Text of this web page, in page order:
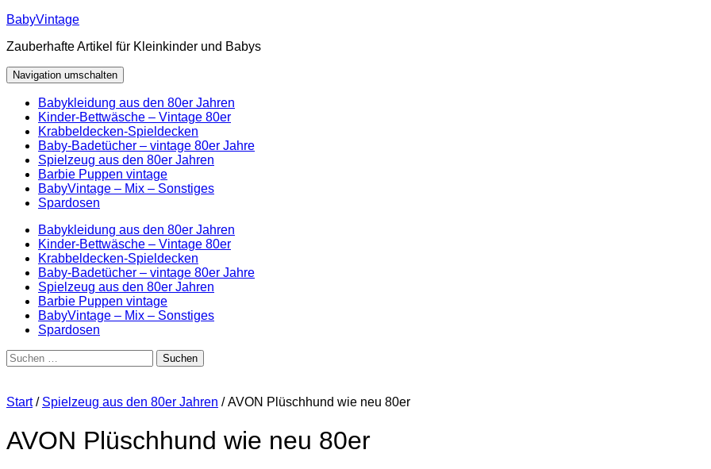
Zum
springen
BabyVintage
Zauberhafte Artikel für Kleinkinder und Babys
Navigation umschalten
Babykleidung aus den 80er Jahren
Kinder-Bettwäsche – Vintage 80er
Krabbeldecken-Spieldecken
Baby-Badetücher – vintage 80er Jahre
Spielzeug aus den 80er Jahren
Barbie Puppen vintage
BabyVintage – Mix – Sonstiges
Spardosen
Babykleidung aus den 80er Jahren
Kinder-Bettwäsche – Vintage 80er
Krabbeldecken-Spieldecken
Baby-Badetücher – vintage 80er Jahre
Spielzeug aus den 80er Jahren
Barbie Puppen vintage
BabyVintage – Mix – Sonstiges
Spardosen
Suchen
nach:
Start/ Spielzeug aus den 80er Jahren / AVON Plüschhund wie neu 80er
AVON Plüschhund wie neu 80er